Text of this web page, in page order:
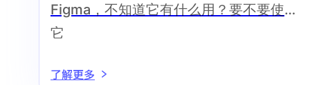
Figma，不知道它有什么用？要不要使用
它
了解更多